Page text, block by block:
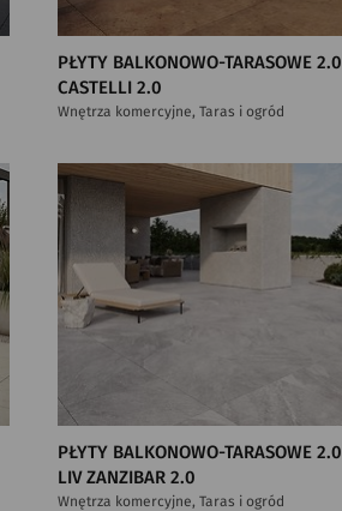
PŁYTY BALKONOWO-TARASOWE 2.0
CASTELLI 2.0
Wnętrza komercyjne, Taras i ogród
PŁYTY BALKONOWO-TARASOWE 2.0
LIV ZANZIBAR 2.0
Wnętrza komercyjne, Taras i ogród